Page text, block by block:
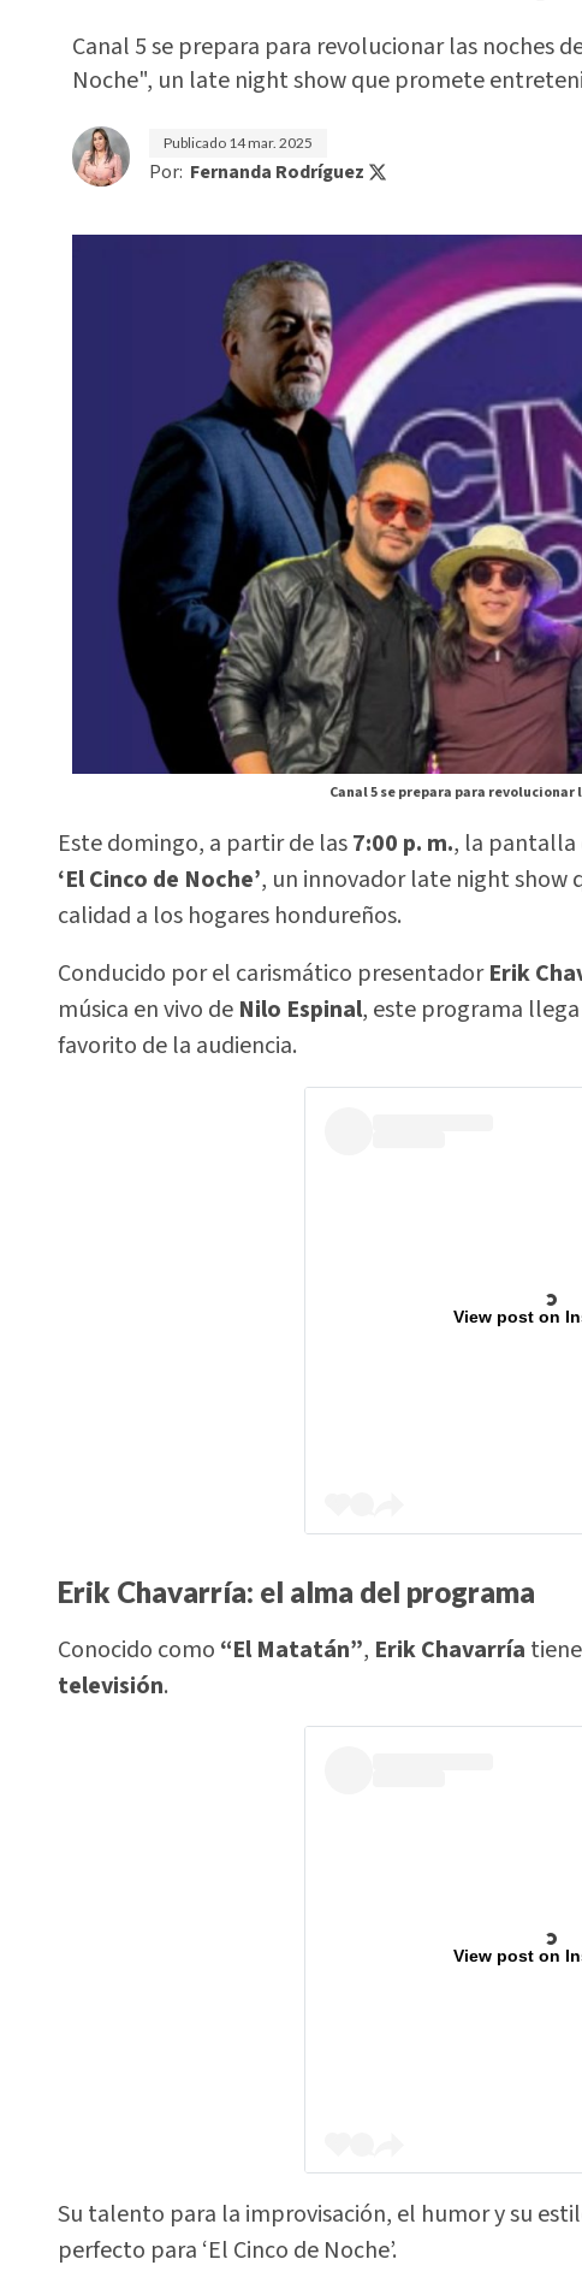
Canal 5 se prepara para revolucionar las noches
Noche", un late night show que promete
Publicado 14 mar. 2025
Por: Fernanda Rodríguez
Canal 5 se prepara para
Este domingo, a partir de las7:00 p. m., la pantalla
‘El Cinco de Noche’, un innovador late night
calidad a los hogares hondureños.
Conducido por el carismático presentadorErik
música en vivo de Nilo Espinal, este programa
favorito de la audiencia.
View post on
Erik Chavarría: el alma del programa
Conocido como “El Matatán”, Erik Chavarría
televisión.
View post on
Su talento para la improvisación, el humor y su
perfecto para ‘El Cinco de Noche’.